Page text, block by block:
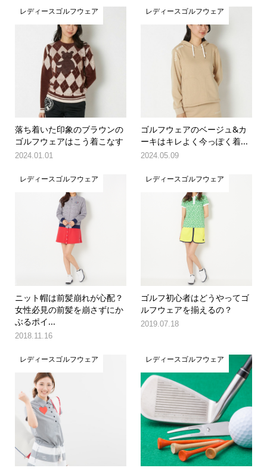
レディースゴルフウェア
落ち着いた印象のブラウンの
ゴルフウェアはこう着こなす
2024.01.01
レディースゴルフウェア
ゴルフウェアのベージュ&カ
ーキはキレよく今っぽく着...
2024.05.09
レディースゴルフウェア
ニット帽は前髪崩れが心配？
女性必見の前髪を崩さずにか
ぶるポイ...
2018.11.16
レディースゴルフウェア
ゴルフ初心者はどうやってゴ
ルフウェアを揃えるの？
2019.07.18
レディースゴルフウェア レディースゴルフウェア